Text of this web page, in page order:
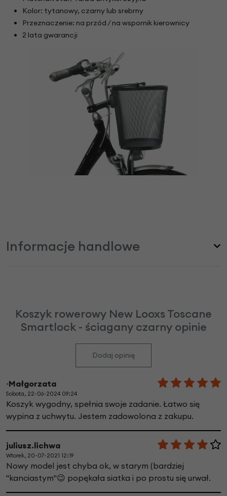
Kolor: tytanowy, czarny lub srebrny
Przeznaczenie: na przód / na wspornik kierownicy
2 lata gwarancji
Informacje handlowe
Koszyk rowerowy New Looxs Toscane
Smartlock - ściagany czarny opinie
Dodaj opinię
~Małgorzata
Sobota, 22-06-2024 09:24
Koszyk wygodny, spełnia swoje zadanie. Łatwo się
wypina z uchwytu. Jestem zadowolona z zakupu.
juliusz.lichwa
Wtorek, 20-07-2021 12:19
Nowy model jest chyba ok, w starym (bardziej
"kanciastym"😉 popękała siatka i po prostu się urwał.